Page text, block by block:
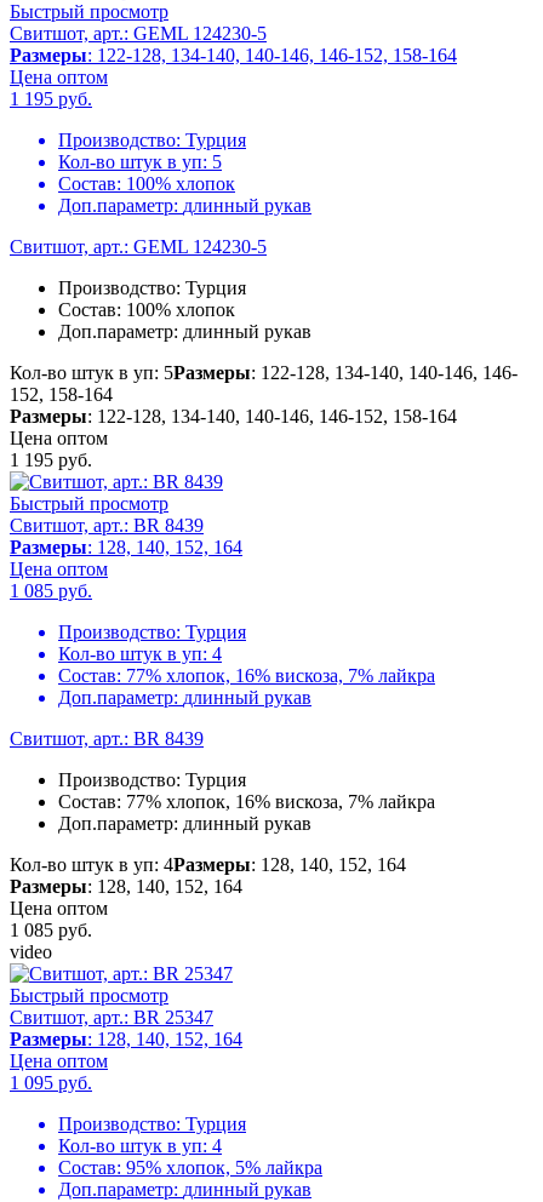
Быстрый просмотр
Свитшот, арт.: GEML 124230-5
Размеры: 122-128, 134-140, 140-146, 146-152, 158-164
Цена оптом
1 195 руб.
Производство: Турция
Кол-во штук в уп: 5
Состав: 100% хлопок
Доп.параметр: длинный рукав
Свитшот, арт.: GEML 124230-5
Производство: Турция
Состав: 100% хлопок
Доп.параметр: длинный рукав
Кол-во штук в уп: 5Размеры: 122-128, 134-140, 140-146, 146-
152, 158-164
Размеры: 122-128, 134-140, 140-146, 146-152, 158-164
Цена оптом
1 195 руб.
Быстрый просмотр
Свитшот, арт.: BR 8439
Размеры: 128, 140, 152, 164
Цена оптом
1 085 руб.
Производство: Турция
Кол-во штук в уп: 4
Состав: 77% хлопок, 16% вискоза, 7% лайкра
Доп.параметр: длинный рукав
Свитшот, арт.: BR 8439
Производство: Турция
Состав: 77% хлопок, 16% вискоза, 7% лайкра
Доп.параметр: длинный рукав
Кол-во штук в уп: 4Размеры: 128, 140, 152, 164
Размеры: 128, 140, 152, 164
Цена оптом
1 085 руб.
video
Быстрый просмотр
Свитшот, арт.: BR 25347
Размеры: 128, 140, 152, 164
Цена оптом
1 095 руб.
Производство: Турция
Кол-во штук в уп: 4
Состав: 95% хлопок, 5% лайкра
Доп.параметр: длинный рукав